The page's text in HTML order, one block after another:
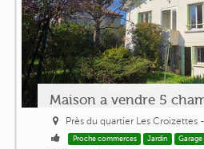
Maison a vendre 5
Près du quartier Les Croizettes
Proche commerces Jardin Garage